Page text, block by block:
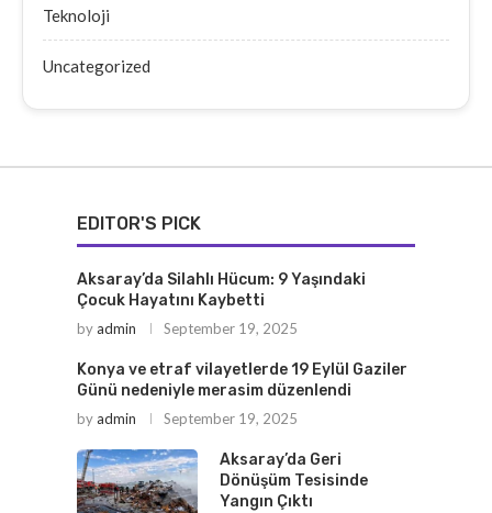
Teknoloji
Uncategorized
EDITOR'S PICK
Aksaray’da Silahlı Hücum: 9 Yaşındaki
Çocuk Hayatını Kaybetti
byadmin September 19, 2025
Konya ve etraf vilayetlerde 19 Eylül Gaziler
Günü nedeniyle merasim düzenlendi
byadmin September 19, 2025
Aksaray’da Geri
Dönüşüm Tesisinde
Yangın Çıktı